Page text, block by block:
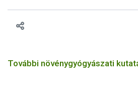
vonni az ebek viselkedésének
További növénygyógyászati